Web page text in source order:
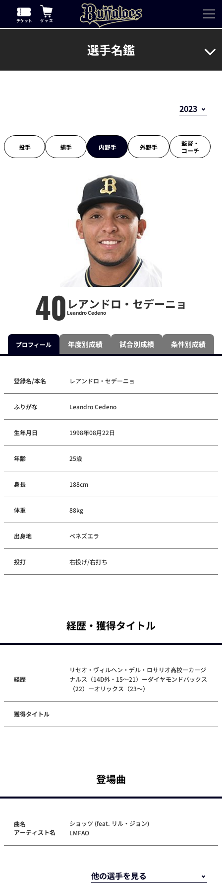
選手名鑑
投手 捕手 内野手 外野手
監督・
コーチ
40 レアンドロ・セデーニョ
Leandro Cedeno
プロフィール 年度別成績 試合別成績 条件別成績
登録名/本名 レアンドロ・セデーニョ
ふりがな Leandro Cedeno
生年月日 1998年08月22日
年齢 25歳
身長 188cm
体重 88kg
出身地 ベネズエラ
投打 右投げ/右打ち
経歴・獲得タイトル
経歴
リセオ・ヴィルヘン・デル・ロサリオ高校ーカージ
ナルス（14D外・15～21）ーダイヤモンドバックス
（22）ーオリックス（23～）
獲得タイトル
登場曲
曲名
アーティスト名
ショッツ (feat. リル・ジョン)
LMFAO